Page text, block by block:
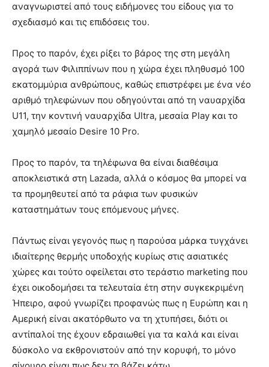
αναγνωριστεί από τους ειδήμονες του είδους για το
σχεδιασμό και τις επιδόσεις του.
Προς το παρόν, έχει ρίξει το βάρος της στη μεγάλη
αγορά των Φιλιππίνων που η χώρα έχει πληθυσμό 100
εκατομμύρια ανθρώπους, καθώς επιστρέφει με ένα νέο
αριθμό τηλεφώνων που οδηγούνται από τη ναυαρχίδα
U11, την κοντινή ναυαρχίδα Ultra, μεσαία Play και το
χαμηλό μεσαίο Desire 10 Pro.
Προς το παρόν, τα τηλέφωνα θα είναι διαθέσιμα
αποκλειστικά στη Lazada, αλλά ο κόσμος θα μπορεί να
τα προμηθευτεί από τα ράφια των φυσικών
καταστημάτων τους επόμενους μήνες.
Πάντως είναι γεγονός πως η παρούσα μάρκα τυγχάνει
ιδιαίτερης θερμής υποδοχής κυρίως στις ασιατικές
χώρες και τούτο οφείλεται στο τεράστιο marketing που
έχει οικοδομήσει τα τελευταία έτη στην συγκεκριμένη
Ήπειρο, αφού γνωρίζει προφανώς πως η Ευρώπη και η
Αμερική είναι ακατόρθωτο να τη χτυπήσει, διότι οι
αντίπαλοί της έχουν εδραιωθεί για τα καλά και είναι
δύσκολο να εκθρονιστούν από την κορυφή, το μόνο